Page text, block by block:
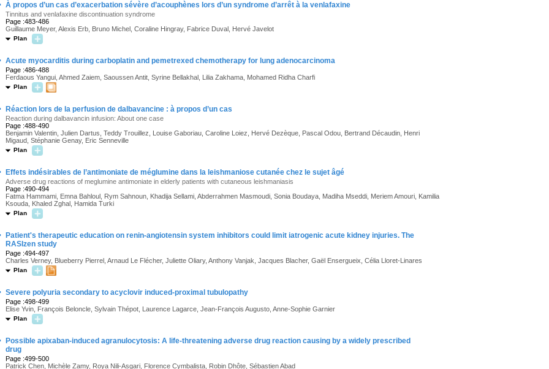
À propos d’un cas d’exacerbation sévère d’acouphènes lors d’un syndrome d’arrêt à la venlafaxine
Tinnitus and venlafaxine discontinuation syndrome
Page :483-486
Guillaume Meyer, Alexis Erb, Bruno Michel, Coraline Hingray, Fabrice Duval, Hervé Javelot
Plan
Acute myocarditis during carboplatin and pemetrexed chemotherapy for lung adenocarcinoma
Page :486-488
Ferdaous Yangui, Ahmed Zaiem, Saoussen Antit, Syrine Bellakhal, Lilia Zakhama, Mohamed Ridha Charfi
Plan
Réaction lors de la perfusion de dalbavancine : à propos d’un cas
Reaction during dalbavancin infusion: About one case
Page :488-490
Benjamin Valentin, Julien Dartus, Teddy Trouillez, Louise Gaboriau, Caroline Loiez, Hervé Dezèque, Pascal Odou, Bertrand Décaudin, Henri
Migaud, Stéphanie Genay, Eric Senneville
Plan
Effets indésirables de l’antimoniate de méglumine dans la leishmaniose cutanée chez le sujet âgé
Adverse drug reactions of meglumine antimoniate in elderly patients with cutaneous leishmaniasis
Page :490-494
Fatma Hammami, Emna Bahloul, Rym Sahnoun, Khadija Sellami, Abderrahmen Masmoudi, Sonia Boudaya, Madiha Mseddi, Meriem Amouri, Kamilia
Ksouda, Khaled Zghal, Hamida Turki
Plan
Patient's therapeutic education on renin-angiotensin system inhibitors could limit iatrogenic acute kidney injuries. The
RASIzen study
Page :494-497
Charles Verney, Blueberry Pierrel, Arnaud Le Flécher, Juliette Oliary, Anthony Vanjak, Jacques Blacher, Gaël Ensergueix, Célia Lloret-Linares
Plan
Severe polyuria secondary to acyclovir induced-proximal tubulopathy
Page :498-499
Elise Yvin, François Beloncle, Sylvain Thépot, Laurence Lagarce, Jean-François Augusto, Anne-Sophie Garnier
Plan
Possible apixaban-induced agranulocytosis: A life-threatening adverse drug reaction causing by a widely prescribed
drug
Page :499-500
Patrick Chen, Michèle Zamy, Roya Nili-Asgari, Florence Cymbalista, Robin Dhôte, Sébastien Abad